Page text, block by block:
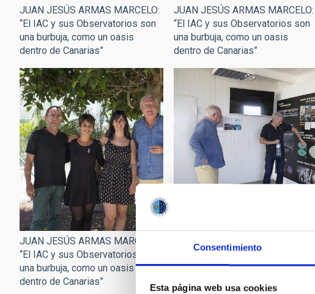
Consentimiento
Esta página web usa cookies
JUAN JESÚS ARMAS MARCELO:
“El IAC y sus Observatorios son
una burbuja, como un oasis
dentro de Canarias”
JUAN JESÚS ARMAS MARCELO:
“El IAC y sus Observatorios son
una burbuja, como un oasis
dentro de Canarias”
JUAN JESÚS ARMAS MARCELO:
“El IAC y sus Observatorios son
una burbuja, como un oasis
dentro de Canarias”
JUAN JESÚS ARMAS MARCELO:
“El IAC y sus Observatorios son
una burbuja, como un oasis
dentro de Canarias”